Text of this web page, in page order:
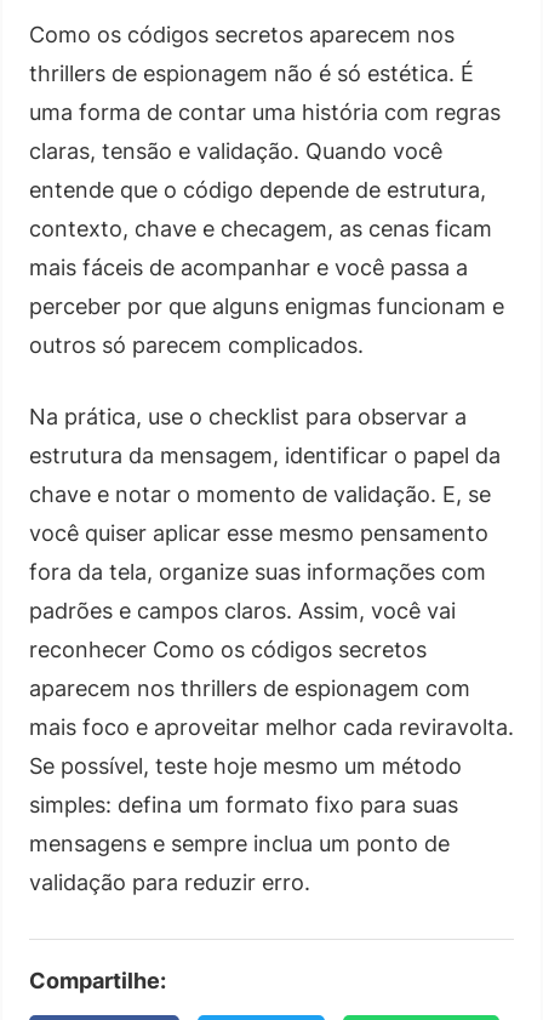
Como os códigos secretos aparecem nos
thrillers de espionagem não é só estética. É
uma forma de contar uma história com regras
claras, tensão e validação. Quando você
entende que o código depende de estrutura,
contexto, chave e checagem, as cenas ficam
mais fáceis de acompanhar e você passa a
perceber por que alguns enigmas funcionam e
outros só parecem complicados.
Na prática, use o checklist para observar a
estrutura da mensagem, identificar o papel da
chave e notar o momento de validação. E, se
você quiser aplicar esse mesmo pensamento
fora da tela, organize suas informações com
padrões e campos claros. Assim, você vai
reconhecer Como os códigos secretos
aparecem nos thrillers de espionagem com
mais foco e aproveitar melhor cada reviravolta.
Se possível, teste hoje mesmo um método
simples: defina um formato fixo para suas
mensagens e sempre inclua um ponto de
validação para reduzir erro.
Compartilhe: